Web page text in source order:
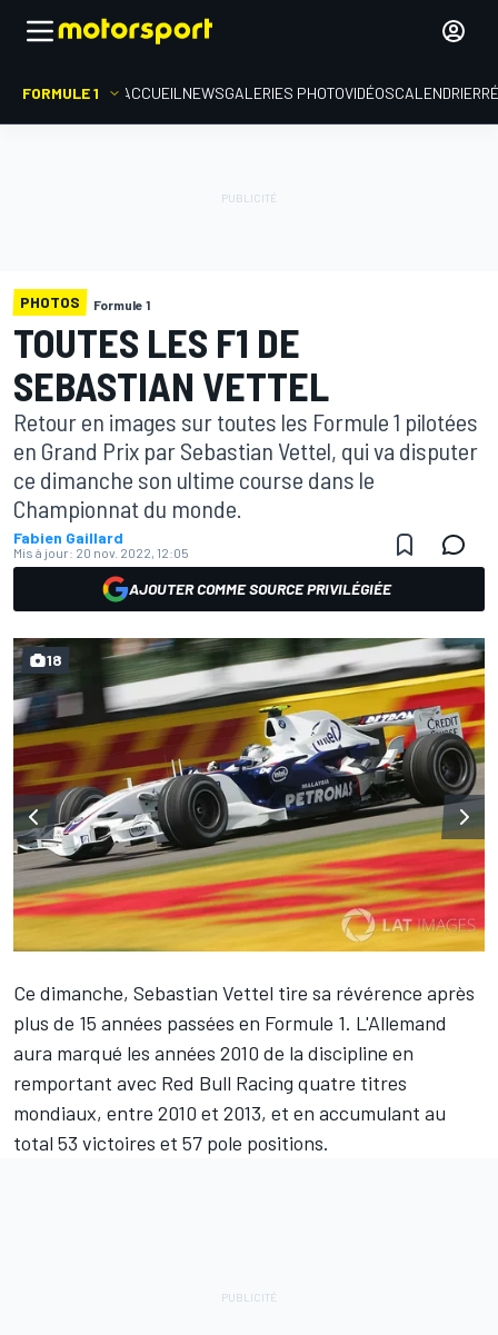
FORMULE 1 ACCUEIL NEWSGALERIES PHOTOVIDÉOSCALENDRIER
PHOTOS Formule 1
TOUTES LES F1 DE
SEBASTIAN VETTEL
Retour en images sur toutes les Formule 1 pilotées
en Grand Prix par Sebastian Vettel, qui va disputer
ce dimanche son ultime course dans le
Championnat du monde.
Fabien Gaillard
Mis à jour: 20 nov. 2022, 12:05
AJOUTER COMME SOURCE PRIVILÉGIÉE
18
Ce dimanche, Sebastian Vettel tire sa révérence après
plus de 15 années passées en Formule 1. L'Allemand
aura marqué les années 2010 de la discipline en
remportant avec Red Bull Racing quatre titres
mondiaux, entre 2010 et 2013, et en accumulant au
total 53 victoires et 57 pole positions.